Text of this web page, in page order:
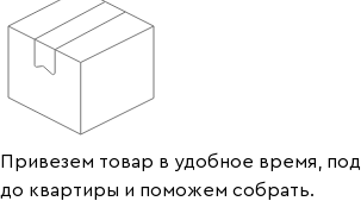
Привезем товар в удобное время,
до квартиры и поможем собрать.